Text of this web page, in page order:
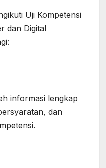
Uji Kompetensi
dan Digital
informasi lengkap
dan